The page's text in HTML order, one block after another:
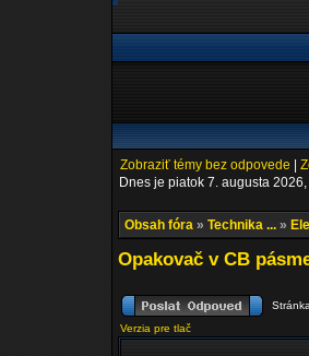
Zobraziť témy bez odpovede
Dnes je piatok 7. augusta
Obsah fóra » Technika ... »
Opakovač v CB
Stránka
Verzia pre tlač